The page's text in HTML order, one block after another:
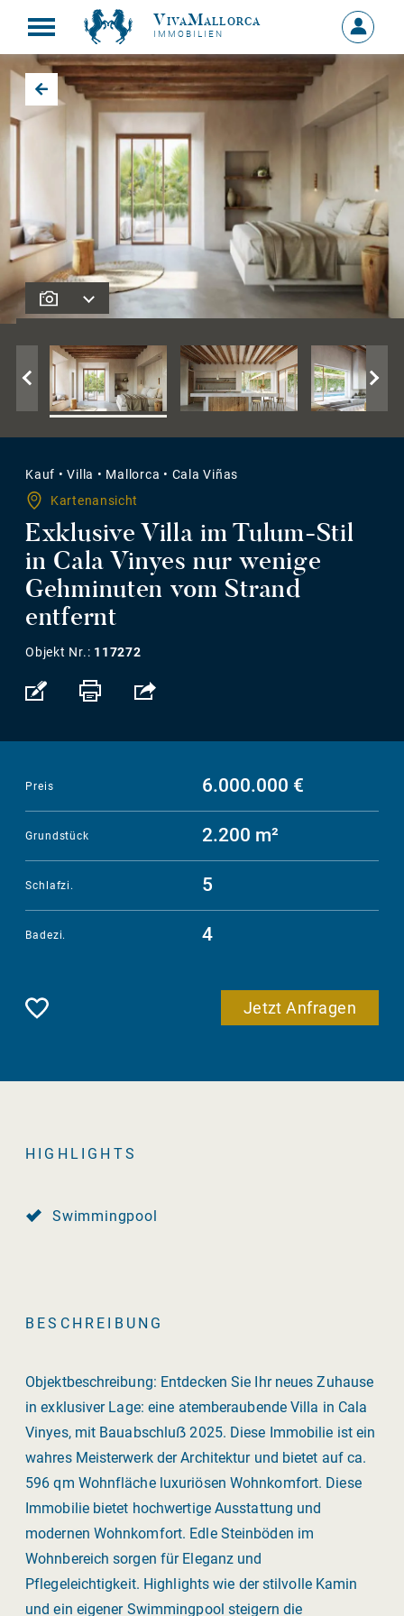
VivaMallorca
IMMOBILIEN
MEIN
Zurück zu den Suchergebnissen
Kauf •Villa • Mallorca • Cala Viñas
Kartenansicht
Exklusive Villa im Tulum-Stil
in Cala Vinyes nur wenige
Gehminuten vom Strand
entfernt
Objekt Nr.: 117272
6.000.000 €
Preis
2.200 m²
Grundstück
5
Schlafzi.
4
Badezi.
Merken Jetzt Anfragen
HIGHLIGHTS
Swimmingpool
BESCHREIBUNG
Objektbeschreibung: Entdecken Sie Ihr neues Zuhause
in exklusiver Lage: eine atemberaubende Villa in Cala
Vinyes, mit Bauabschluẞ 2025. Diese Immobilie ist ein
wahres Meisterwerk der Architektur und bietet auf ca.
596 qm Wohnfläche luxuriösen Wohnkomfort. Diese
Immobilie bietet hochwertige Ausstattung und
modernen Wohnkomfort. Edle Steinböden im
Wohnbereich sorgen für Eleganz und
Pflegeleichtigkeit. Highlights wie der stilvolle Kamin
und ein eigener Swimmingpool steigern die